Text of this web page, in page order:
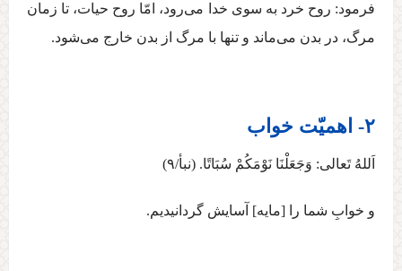
فرمود: روح خرد به سوی خدا می‌رود، امّا روح حیات، تا زمان
مرگ، در بدن می‌ماند و تنها با مرگ از بدن خارج می‌شود.
۲- اهمیّت خواب
اَللهُ تَعالی:‏ وَجَعَلْنَا نَوْمَكُمْ سُبَاتًا. (نبأ/۹)
و خوابِ شما را [مايه] آسايش گردانيديم.